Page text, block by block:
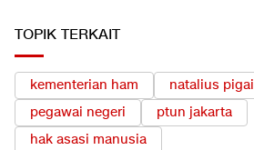
TOPIK TERKAIT
kementerian ham
natalius pigai
pegawai negeri
ptun jakarta
hak asasi manusia